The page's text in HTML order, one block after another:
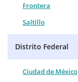
Frontera
Saltillo
Distrito Federal
Ciudad de México